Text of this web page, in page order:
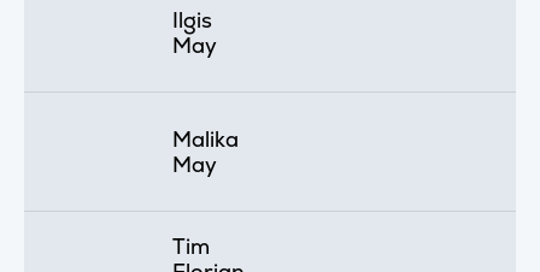
Ilgis
May
Malika
May
Tim